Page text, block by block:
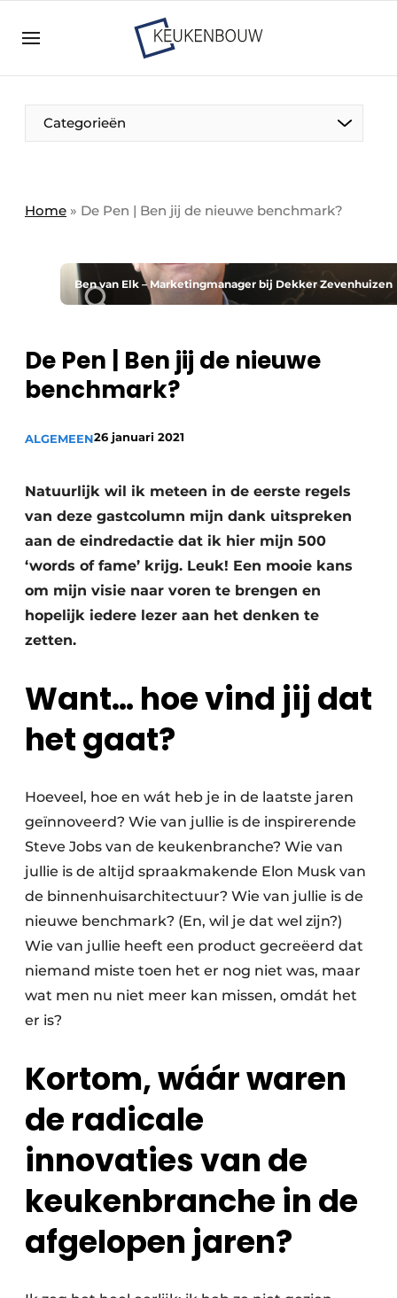
Bedrijven
Bedrijven
Direct contact
Keukenbouw | Platform over design en techniek
in de keuken-, woon-, en badkamerbranche
Nieuwsbrief
Podcasts
Vacature aanmelden
Categorieën
Home » De Pen | Ben jij de nieuwe benchmark?
Ben van Elk – Marketingmanager bij Dekker Zevenhuizen
De Pen | Ben jij de nieuwe
benchmark?
ALGEMEEN26 januari 2021
Natuurlijk wil ik meteen in de eerste regels
van deze gastcolumn mijn dank uitspreken
aan de eindredactie dat ik hier mijn 500
‘words of fame’ krijg. Leuk! Een mooie kans
om mijn visie naar voren te brengen en
hopelijk iedere lezer aan het denken te
zetten.
Want… hoe vind jij dat
het gaat?
Hoeveel, hoe en wát heb je in de laatste jaren
geïnnoveerd? Wie van jullie is de inspirerende
Steve Jobs van de keukenbranche? Wie van
jullie is de altijd spraakmakende Elon Musk van
de binnenhuisarchitectuur? Wie van jullie is de
nieuwe benchmark? (En, wil je dat wel zijn?)
Wie van jullie heeft een product gecreëerd dat
niemand miste toen het er nog niet was, maar
wat men nu niet meer kan missen, omdát het
er is?
Kortom, wáár waren
de radicale
innovaties van de
keukenbranche in de
afgelopen jaren?